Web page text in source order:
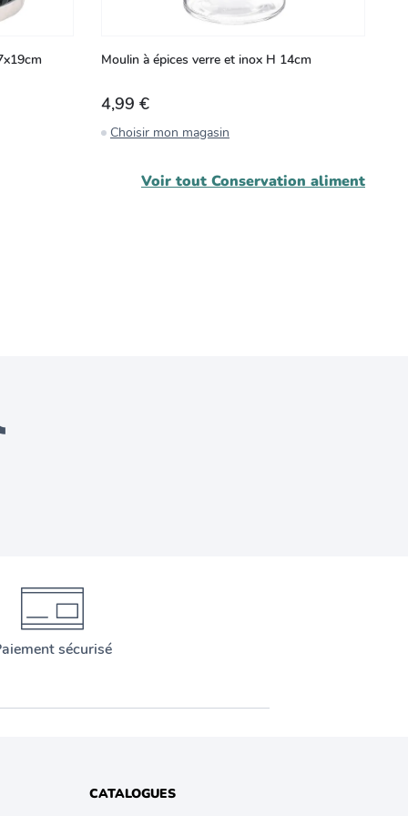
Moulin à épices verre et inox H 14cm
4,99 €
Choisir mon magasin
Voir tout Conservation aliment
sécurisé
CATALOGUES